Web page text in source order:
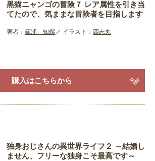
黒猫ニャンゴの冒険７ レア属性を引き当
てたので、気ままな冒険者を目指します
著者： 篠浦 知螺 イラスト： 四志丸
購入はこちらから
独身おじさんの異世界ライフ２ ～結婚し
ません、フリーな独身こそ最高です～